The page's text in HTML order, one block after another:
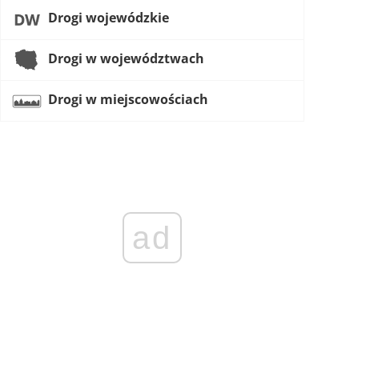
Drogi wojewódzkie
Drogi w województwach
Drogi w miejscowościach
ad